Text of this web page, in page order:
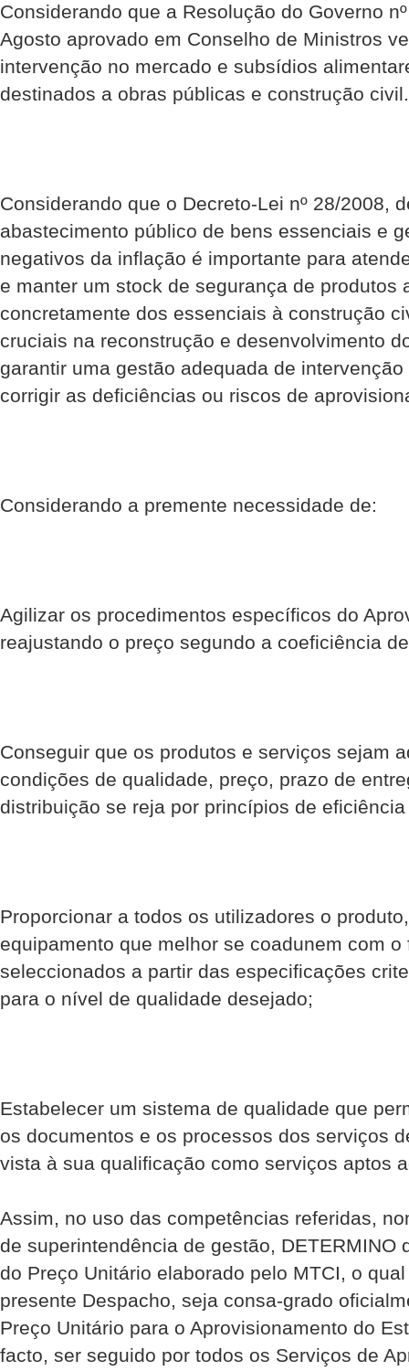
Considerando que a Resolução do Governo
Agosto aprovado em Conselho de Ministros
intervenção no mercado e subsídios
destinados a obras públicas e construção civil.
Considerando que o Decreto-Lei nº 28/2008,
abastecimento público de bens essenciais e
negativos da inflação é importante para
e manter um stock de segurança de produtos
concretamente dos essenciais à construção
cruciais na reconstrução e desenvolvimento
garantir uma gestão adequada de
corrigir as deficiências ou riscos de
Considerando a premente necessidade de:
Agilizar os procedimentos específicos do
reajustando o preço segundo a coeficiência
Conseguir que os produtos e serviços sejam
condições de qualidade, preço, prazo de
distribuição se reja por princípios de
Proporcionar a todos os utilizadores o
equipamento que melhor se coadunem com
seleccionados a partir das especificações
para o nível de qualidade desejado;
Estabelecer um sistema de qualidade que
os documentos e os processos dos serviços
vista à sua qualificação como serviços aptos
Assim, no uso das competências referidas,
de superintendência de gestão, DETERMINO
do Preço Unitário elaborado pelo MTCI, o
presente Despacho, seja consa-grado
Preço Unitário para o Aprovisionamento do
facto, ser seguido por todos os Serviços de